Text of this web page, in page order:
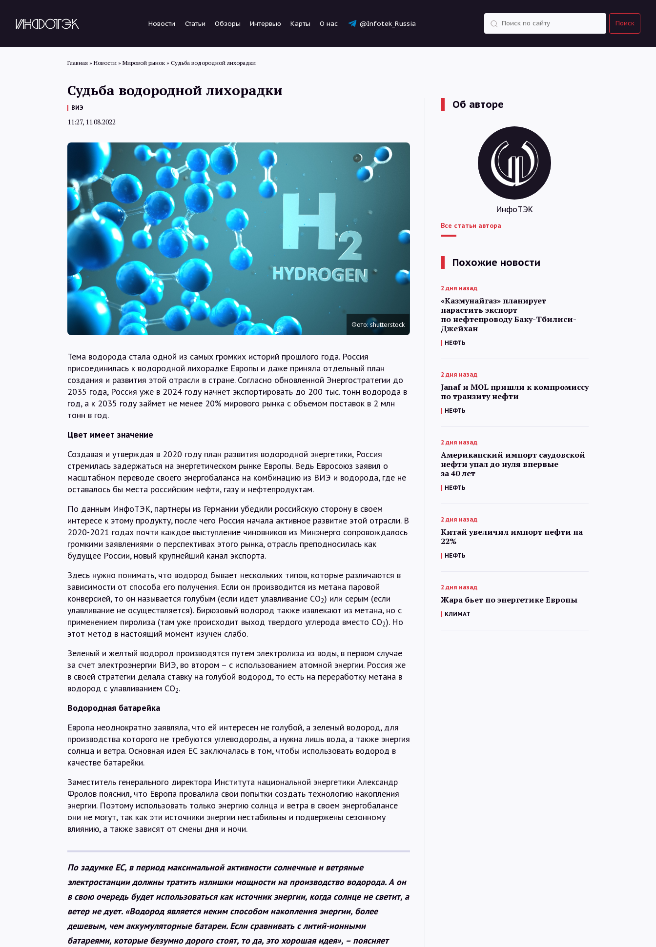
Новости Статьи Обзоры Интервью Карты О нас @Infotek_Russia Поиск
Статьи
Обзоры
Интервью
Карты
@Infotek_Russia
Главная » Новости » Мировой рынок » Судьба водородной лихорадки
Судьба водородной лихорадки
ВИЭ
11:27, 11.08.2022
Фото: shutterstock
Тема водорода стала одной из самых громких историй прошлого года. Россия
присоединилась к водородной лихорадке Европы и даже приняла отдельный план
создания и развития этой отрасли в стране. Согласно обновленной Энергостратегии до
2035 года, Россия уже в 2024 году начнет экспортировать до 200 тыс. тонн водорода в
год, а к 2035 году займет не менее 20% мирового рынка с объемом поставок в 2 млн
тонн в год.
Цвет имеет значение
Создавая и утверждая в 2020 году план развития водородной энергетики, Россия
стремилась задержаться на энергетическом рынке Европы. Ведь Евросоюз заявил о
масштабном переводе своего энергобаланса на комбинацию из ВИЭ и водорода, где не
оставалось бы места российским нефти, газу и нефтепродуктам.
По данным ИнфоТЭК, партнеры из Германии убедили российскую сторону в своем
интересе к этому продукту, после чего Россия начала активное развитие этой отрасли. В
2020-2021 годах почти каждое выступление чиновников из Минэнерго сопровождалось
громкими заявлениями о перспективах этого рынка, отрасль преподносилась как
будущее России, новый крупнейший канал экспорта.
Здесь нужно понимать, что водород бывает нескольких типов, которые различаются в
зависимости от способа его получения. Если он производится из метана паровой
конверсией, то он называется голубым (если идет улавливание CO2) или серым (если
улавливание не осуществляется). Бирюзовый водород также извлекают из метана, но с
применением пиролиза (там уже происходит выход твердого углерода вместо CO2). Но
этот метод в настоящий момент изучен слабо.
Зеленый и желтый водород производятся путем электролиза из воды, в первом случае
за счет электроэнергии ВИЭ, во втором – с использованием атомной энергии. Россия же
в своей стратегии делала ставку на голубой водород, то есть на переработку метана в
водород с улавливанием CO2.
Водородная батарейка
Европа неоднократно заявляла, что ей интересен не голубой, а зеленый водород, для
производства которого не требуются углеводороды, а нужна лишь вода, а также энергия
солнца и ветра. Основная идея ЕС заключалась в том, чтобы использовать водород в
качестве батарейки.
Заместитель генерального директора Института национальной энергетики Александр
Фролов пояснил, что Европа провалила свои попытки создать технологию накопления
энергии. Поэтому использовать только энергию солнца и ветра в своем энергобалансе
они не могут, так как эти источники энергии нестабильны и подвержены сезонному
влиянию, а также зависят от смены дня и ночи.
По задумке ЕС, в период максимальной активности солнечные и ветряные
электростанции должны тратить излишки мощности на производство водорода. А он
в свою очередь будет использоваться как источник энергии, когда солнце не светит, а
ветер не дует. «Водород является неким способом накопления энергии, более
дешевым, чем аккумуляторные батареи. Если сравнивать с литий-ионными
батареями, которые безумно дорого стоят, то да, это хорошая идея», – поясняет
Об авторе
ИнфоТЭК
Все статьи автора
Похожие новости
2 дня назад
«Казмунайгаз» планирует
нарастить экспорт
по нефтепроводу Баку-Тбилиси-
Джейхан
НЕФТЬ
2 дня назад
Janaf и MOL пришли к компромиссу
по транзиту нефти
НЕФТЬ
2 дня назад
Американский импорт саудовской
нефти упал до нуля впервые
за 40 лет
НЕФТЬ
2 дня назад
Китай увеличил импорт нефти на
22%
НЕФТЬ
2 дня назад
Жара бьет по энергетике Европы
КЛИМАТ